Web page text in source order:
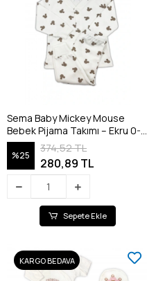
Sema Baby Mickey Mouse
Bebek Pijama Takımı – Ekru 0-3
Ay
%25
374,52 TL
280,89 TL
Sepete Ekle
KARGO BEDAVA